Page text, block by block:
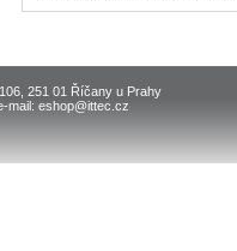
251 01 Říčany u Prahy
mail: eshop@ittec.cz